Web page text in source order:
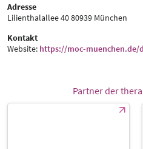
Adresse
Lilienthalallee 4080939 München
Kontakt
Website: https://moc-muenchen.de/
Partner der